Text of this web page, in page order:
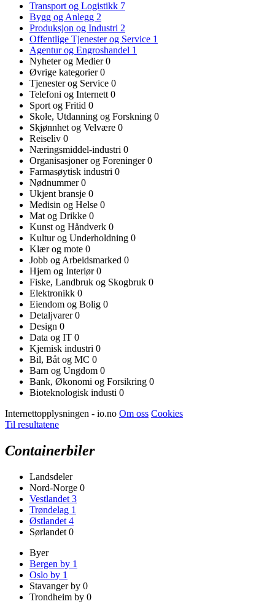
Transport og Logistikk 7
Bygg og Anlegg 2
Produksjon og Industri 2
Offentlige Tjenester og Service 1
Agentur og Engroshandel 1
Nyheter og Medier0
Øvrige kategorier0
Tjenester og Service 0
Telefoni og Internett 0
Sport og Fritid 0
Skole, Utdanning og Forskning 0
Skjønnhet og Velvære 0
Reiseliv 0
Næringsmiddel-industri 0
Organisasjoner og Foreninger0
Farmasøytisk industri 0
Nødnummer0
Ukjent bransje 0
Medisin og Helse 0
Mat og Drikke 0
Kunst og Håndverk 0
Kultur og Underholdning 0
Klær og mote 0
Jobb og Arbeidsmarked 0
Hjem og Interiør0
Fiske, Landbruk og Skogbruk 0
Elektronikk 0
Eiendom og Bolig 0
Detaljvarer0
Design 0
Data og IT 0
Kjemisk industri 0
Bil, Båt og MC 0
Barn og Ungdom 0
Bank, Økonomi og Forsikring 0
Bioteknologisk industi 0
Internettopplysningen - io.no Om oss Cookies
Til resultatene
Containerbiler
Landsdeler
Nord-Norge 0
Vestlandet 3
Trøndelag 1
Østlandet 4
Sørlandet 0
Byer
Bergen by 1
Oslo by 1
Stavanger by 0
Trondheim by 0